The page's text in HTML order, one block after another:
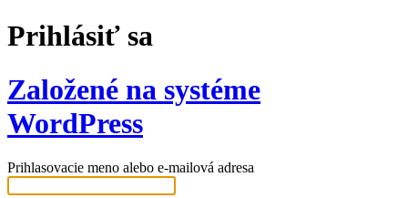
Prihlásiť sa
Založené na systéme
WordPress
Prihlasovacie meno alebo e-mailová adresa